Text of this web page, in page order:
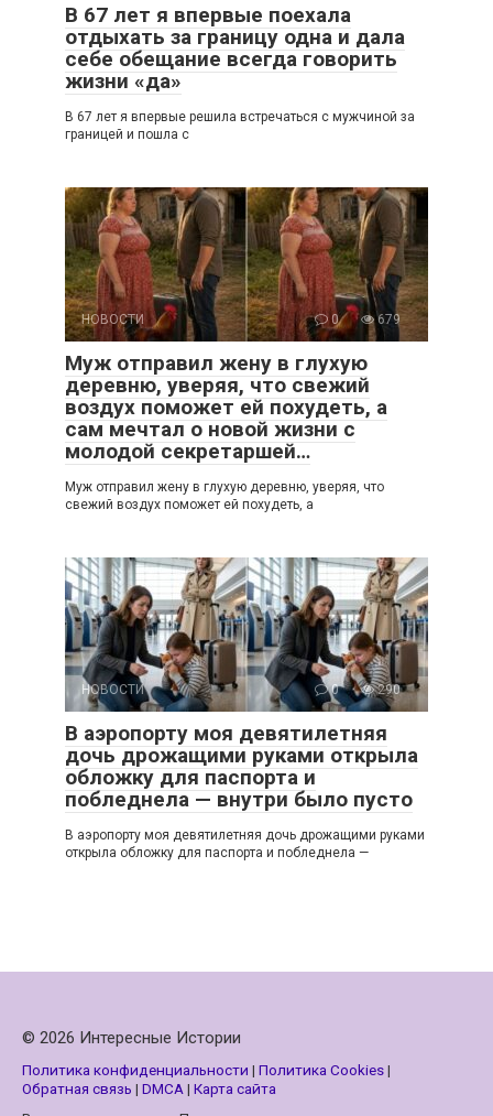
В 67 лет я впервые поехала
отдыхать за границу одна и дала
себе обещание всегда говорить
жизни «да»
В 67 лет я впервые решила встречаться с мужчиной за
границей и пошла с
НОВОСТИ 0 679
Муж отправил жену в глухую
деревню, уверяя, что свежий
воздух поможет ей похудеть, а
сам мечтал о новой жизни с
молодой секретаршей…
Муж отправил жену в глухую деревню, уверяя, что
свежий воздух поможет ей похудеть, а
НОВОСТИ 0 290
В аэропорту моя девятилетняя
дочь дрожащими руками открыла
обложку для паспорта и
побледнела — внутри было пусто
В аэропорту моя девятилетняя дочь дрожащими руками
открыла обложку для паспорта и побледнела —
© 2026 Интересные Истории
Политика конфиденциальности | Политика Cookies|
Обратная связь | DMCA | Карта сайта